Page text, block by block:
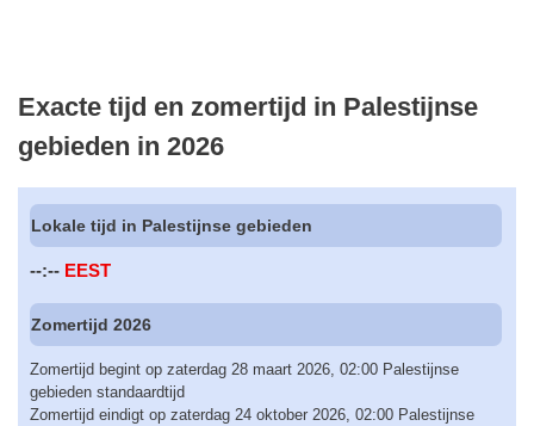
Exacte tijd en zomertijd in Palestijnse
gebieden in 2026
Lokale tijd in Palestijnse gebieden
--:-- EEST
Zomertijd 2026
Zomertijd begint op zaterdag 28 maart 2026, 02:00 Palestijnse
gebieden standaardtijd
Zomertijd eindigt op zaterdag 24 oktober 2026, 02:00 Palestijnse